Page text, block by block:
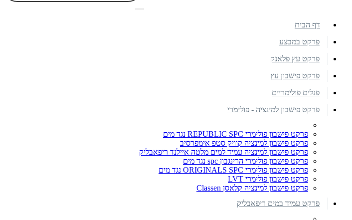
דף הבית
פרקט במבצע
פרקט עץ פלאנק
פרקט פישבון עץ
פנלים פולימריים
פרקט פישבון למינציה - פולימרי
פרקט פישבון פולימרי REPUBLIC SPC נגד מים
פרקט פישבון למינציה קוויק סטפ אימפרסיב
פרקט פישבון למינציה עמיד למים מלטה איילנד ריפאבליק
פרקט פישבון פולימרי הרינגבון spc נגד מים
פרקט פישבון פולימרי ORIGINALS SPC נגד מים
פרקט פישבון פולימרי LVT
פרקט פישבון למינציה קלאסן Classen
פרקט עמיד במים ריפאבליק